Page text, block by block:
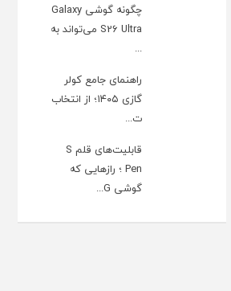
چگونه گوشی Galaxy
S26 Ultra می‌تواند به
...
راهنمای جامع کولر
گازی ۱۴۰۵؛ از انتخاب
ت...
قابلیت‌های قلم S
Pen ؛ رازهایی که
گوشی G...